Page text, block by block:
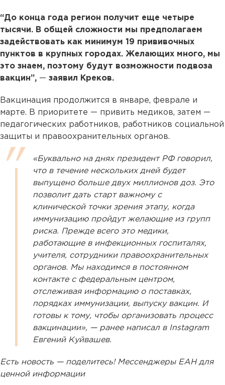
“До конца года регион получит еще четыре
тысячи. В общей сложности мы предполагаем
задействовать как минимум 19 прививочных
пунктов в крупных городах. Желающих много, мы
это знаем, поэтому будут возможности подвоза
вакцин”, — заявил Креков.
Вакцинация продолжится в январе, феврале и
марте. В приоритете — привить медиков, затем —
педагогических работников, работников социальной
защиты и правоохранительных органов.
«Буквально на днях президент РФ говорил,
что в течение нескольких дней будет
выпущено больше двух миллионов доз. Это
позволит дать старт важному с
клинической точки зрения этапу, когда
иммунизацию пройдут желающие из групп
риска. Прежде всего это медики,
работающие в инфекционных госпиталях,
учителя, сотрудники правоохранительных
органов. Мы находимся в постоянном
контакте с федеральным центром,
отслеживая информацию о поставках,
порядках иммунизации, выпуску вакцин. И
готовы к тому, чтобы организовать процесс
вакцинации», — ранее написал в Instagram
Евгений Куйвашев.
Есть новость — поделитесь! Мессенджеры ЕАН для
ценной информации